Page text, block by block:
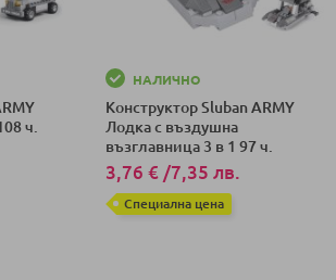
ч.
НАЛИЧНО
Конструктор Sluban ARMY
Лодка с въздушна
възглавница 3 в 1 97 ч.
B0537D
3,76 € /7,35 лв.
Специална цена